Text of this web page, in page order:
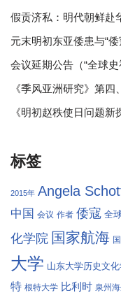
假贡济私：明代朝鲜赴
元末明初东亚倭患与“
会议延期公告（“全球
《季风亚洲研究》第
《明初赵秩使日问题新
标签
2015年 Angela
中国 会议 作者 倭寇 全
化学院 国家航海
大学 山东大学历史文
特 根特大学 比利时 泉州